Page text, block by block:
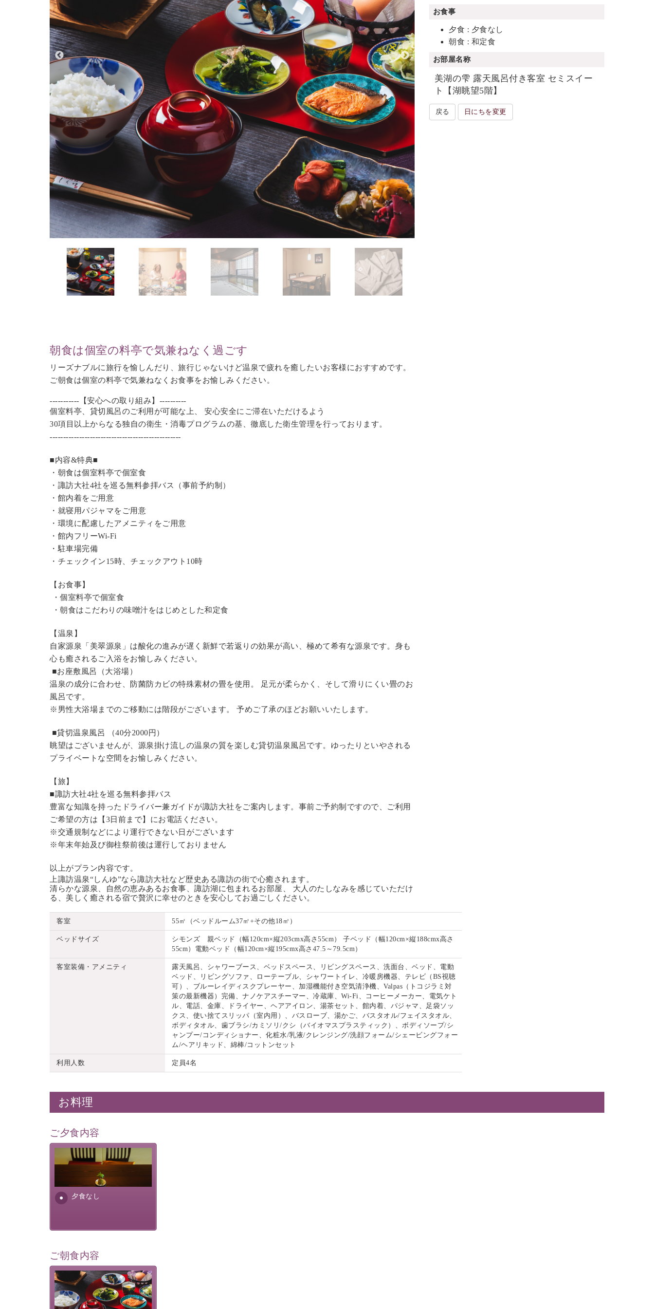
朝食は個室の料亭で気兼ねなく過ごす
リーズナブルに旅行を愉しんだり、旅行じゃないけど温泉で疲れを癒したいお客様におすすめです。
ご朝食は個室の料亭で気兼ねなくお食事をお愉しみください。
-----------【安心への取り組み】----------
個室料亭、貸切風呂のご利用が可能な上、 安心安全にご滞在いただけるよう
30項目以上からなる独自の衛生・消毒プログラムの基、徹底した衛生管理を行っております。
-------------------------------------------------
■内容&特典■
・朝食は個室料亭で個室食
・諏訪大社4社を巡る無料参拝バス（事前予約制）
・館内着をご用意
・就寝用パジャマをご用意
・環境に配慮したアメニティをご用意
・館内フリーWi-Fi
・駐車場完備
・チェックイン15時、チェックアウト10時
【お食事】
・個室料亭で個室食
・朝食はこだわりの味噌汁をはじめとした和定食
【温泉】
自家源泉「美翠源泉」は酸化の進みが遅く新鮮で若返りの効果が高い、極めて希有な源泉です。身も
心も癒されるご入浴をお愉しみください。
■お座敷風呂（大浴場）
温泉の成分に合わせ、防菌防カビの特殊素材の畳を使用。 足元が柔らかく、そして滑りにくい畳のお
風呂です。
※男性大浴場までのご移動には階段がございます。 予めご了承のほどお願いいたします。
■貸切温泉風呂 （40分2000円）
眺望はございませんが、源泉掛け流しの温泉の質を楽しむ貸切温泉風呂です。ゆったりといやされる
プライベートな空間をお愉しみください。
【旅】
■諏訪大社4社を巡る無料参拝バス
豊富な知識を持ったドライバー兼ガイドが諏訪大社をご案内します。 事前ご予約制ですので、ご利用
ご希望の方は【3日前まで】にお電話ください。
※交通規制などにより運行できない日がございます
※年末年始及び御柱祭前後は運行しておりません
以上がプラン内容です。
上諏訪温泉“しんゆ”なら諏訪大社など歴史ある諏訪の街で心癒されます。
清らかな源泉、自然の恵みあるお食事、諏訪湖に包まれるお部屋、 大人のたしなみを感じていただけ
る、美しく癒される宿で贅沢に幸せのときを安心してお過ごしください。
お食事
夕食 : 夕食なし
朝食 : 和定食
お部屋名称
美湖の雫 露天風呂付き客室 セミスイー
ト【湖眺望5階】
戻る 日にちを変更
客室 55㎡（ベッドルーム37㎡+その他18㎡）
ベッドサイズ
シモンズ 親ベッド（幅120cm×縦203cmx高さ55cm） 子ベッド（幅120cm×縦188cmx高さ
55cm）電動ベッド（幅120cm×縦195cmx高さ47.5～79.5cm）
客室装備・アメニティ
露天風呂、シャワーブース、ベッドスペース、リビングスペース、洗面台、ベッド、電動
ベッド、リビングソファ、ローテーブル、シャワートイレ、冷暖房機器、テレビ（BS視聴
可）、ブルーレイディスクプレーヤー、加湿機能付き空気清浄機、Valpas（トコジラミ対
策の最新機器）完備、ナノケアスチーマー、冷蔵庫、Wi-Fi、コーヒーメーカー、電気ケト
ル、電話、金庫、ドライヤー、ヘアアイロン、湯茶セット、館内着、パジャマ、足袋ソッ
クス、使い捨てスリッパ（室内用）、バスローブ、湯かご、バスタオル/フェイスタオル、
ボディタオル、歯ブラシ/カミソリ/クシ（バイオマスプラスティック）、ボディソープ/シ
ャンプー/コンディショナー、化粧水/乳液/クレンジング/洗顔フォーム/シェービングフォー
ム/ヘアリキッド、綿棒/コットンセット
利用人数 定員4名
お料理
ご夕食内容
夕食なし
夕食なしご夕食を追加される
場合は、二食付きのプランを
お選びくださいませ。
ご朝食内容
さっぱりとした和食膳に使わ
れる食材は、諏訪の名産品を
ふんだんに取り入れ、安心・